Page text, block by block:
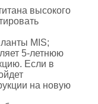
высокого
MIS;
5-летнюю
Если в
на новую